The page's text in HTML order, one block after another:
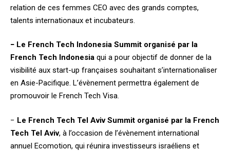
relation de ces femmes CEO avec des grands comptes,
talents internationaux et incubateurs.
− Le French Tech Indonesia Summit organisé par la
French Tech Indonesia qui a pour objectif de donner de la
visibilité aux start-up françaises souhaitant s’internationaliser
en Asie-Pacifique. L’évènement permettra également de
promouvoir le French Tech Visa.
− Le French Tech Tel Aviv Summit organisé par la French
Tech Tel Aviv, à l’occasion de l’évènement international
annuel Ecomotion, qui réunira investisseurs israéliens et